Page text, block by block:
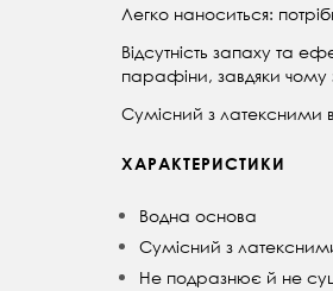
Легко наноситься:
Відсутність запаху та
парафіни, завдяки чому
Сумісний з
ХАРАКТЕРИСТИКИ
Водна основа
Сумісний з
Не подразнює й не